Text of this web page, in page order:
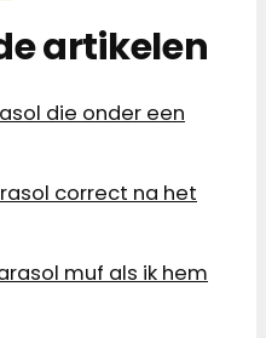
artikelen
die onder een
correct na het
muf als ik hem